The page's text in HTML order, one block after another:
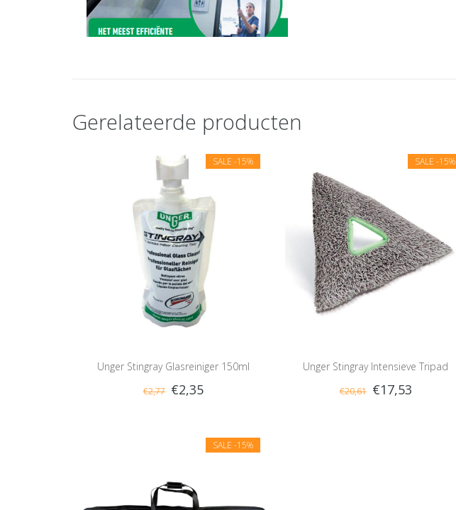
Gerelateerde producten
SALE -15%
Unger Stingray Glasreiniger 150ml
€2,77 €2,35
SALE -15%
Unger Stingray Intensieve Tripad
€20,61 €17,53
SALE -15%